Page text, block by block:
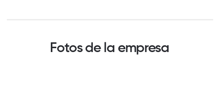
Fotos de la empresa